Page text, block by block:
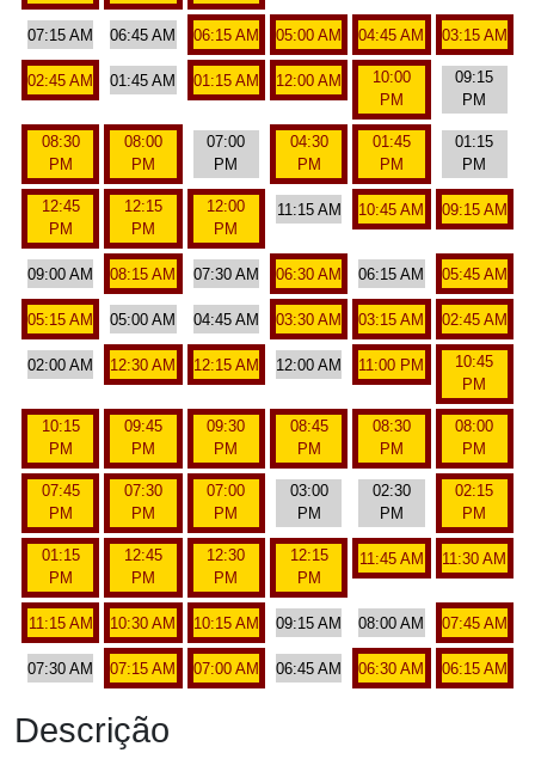
07:15 AM 06:45 AM 06:15 AM 05:00 AM 04:45 AM 03:15 AM
02:45 AM 01:45 AM 01:15 AM 12:00 AM
10:00
PM
09:15
PM
08:30
PM
08:00
PM
07:00
PM
04:30
PM
01:45
PM
01:15
PM
12:45
PM
12:15
PM
12:00
PM
11:15 AM 10:45 AM 09:15 AM
09:00 AM 08:15 AM 07:30 AM 06:30 AM 06:15 AM 05:45 AM
05:15 AM 05:00 AM 04:45 AM 03:30 AM 03:15 AM 02:45 AM
02:00 AM 12:30 AM 12:15 AM 12:00 AM 11:00 PM
10:45
PM
10:15
PM
09:45
PM
09:30
PM
08:45
PM
08:30
PM
08:00
PM
07:45
PM
07:30
PM
07:00
PM
03:00
PM
02:30
PM
02:15
PM
01:15
PM
12:45
PM
12:30
PM
12:15
PM
11:45 AM 11:30 AM
11:15 AM 10:30 AM 10:15 AM 09:15 AM 08:00 AM 07:45 AM
07:30 AM 07:15 AM 07:00 AM 06:45 AM 06:30 AM 06:15 AM
Descrição